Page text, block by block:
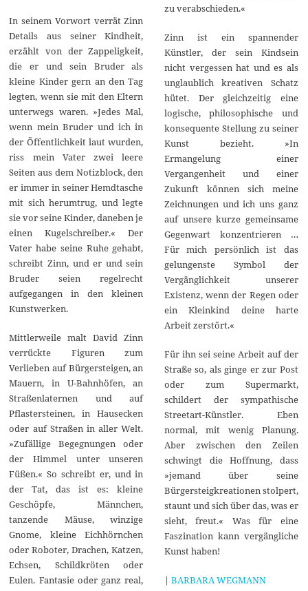
In seinem Vorwort verrät Zinn
Details aus seiner Kindheit,
erzählt von der Zappeligkeit,
die er und sein Bruder als
kleine Kinder gern an den Tag
legten, wenn sie mit den Eltern
unterwegs waren. »Jedes Mal,
wenn mein Bruder und ich in
der Öffentlichkeit laut wurden,
riss mein Vater zwei leere
Seiten aus dem Notizblock, den
er immer in seiner Hemdtasche
mit sich herumtrug, und legte
sie vor seine Kinder, daneben je
einen Kugelschreiber.« Der
Vater habe seine Ruhe gehabt,
schreibt Zinn, und er und sein
Bruder seien regelrecht
aufgegangen in den kleinen
Kunstwerken.
Mittlerweile malt David Zinn
verrückte Figuren zum
Verlieben auf Bürgersteigen, an
Mauern, in U-Bahnhöfen, an
Straßenlaternen und auf
Pflastersteinen, in Hausecken
oder auf Straßen in aller Welt.
»Zufällige Begegnungen oder
der Himmel unter unseren
Füßen.« So schreibt er, und in
der Tat, das ist es: kleine
Geschöpfe, Männchen,
tanzende Mäuse, winzige
Gnome, kleine Eichhörnchen
oder Roboter, Drachen, Katzen,
Echsen, Schildkröten oder
Eulen. Fantasie oder ganz real,
zu verabschieden.«
Zinn ist ein spannender
Künstler, der sein Kindsein
nicht vergessen hat und es als
unglaublich kreativen Schatz
hütet. Der gleichzeitig eine
logische, philosophische und
konsequente Stellung zu seiner
Kunst bezieht. »In
Ermangelung einer
Vergangenheit und einer
Zukunft können sich meine
Zeichnungen und ich uns ganz
auf unsere kurze gemeinsame
Gegenwart konzentrieren …
Für mich persönlich ist das
gelungenste Symbol der
Vergänglichkeit unserer
Existenz, wenn der Regen oder
ein Kleinkind deine harte
Arbeit zerstört.«
Für ihn sei seine Arbeit auf der
Straße so, als ginge er zur Post
oder zum Supermarkt,
schildert der sympathische
Streetart-Künstler. Eben
normal, mit wenig Planung.
Aber zwischen den Zeilen
schwingt die Hoffnung, dass
»jemand über seine
Bürgersteigkreationen stolpert,
staunt und sich über das, was er
sieht, freut.« Was für eine
Faszination kann vergängliche
Kunst haben!
| BARBARA WEGMANN